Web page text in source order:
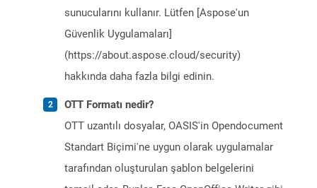
sunucularını kullanır. Lütfen [Aspose'un
Güvenlik Uygulamaları]
(https://about.aspose.cloud/security)
hakkında daha fazla bilgi edinin.
OTT Formatı nedir?
OTT uzantılı dosyalar, OASIS'in Opendocument
Standart Biçimi'ne uygun olarak uygulamalar
tarafından oluşturulan şablon belgelerini